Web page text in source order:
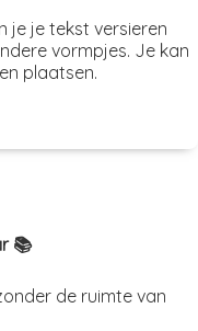
je je tekst versieren
vormpjes. Je kan
plaatsen.
📚
de ruimte van